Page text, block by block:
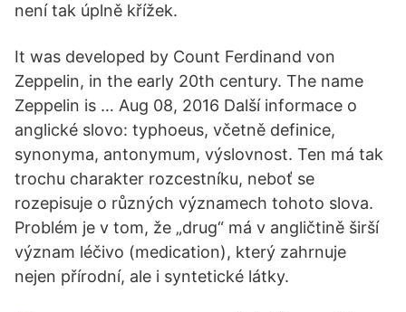
není tak úplně křížek.
It was developed by Count Ferdinand von
Zeppelin, in the early 20th century. The name
Zeppelin is … Aug 08, 2016 Další informace o
anglické slovo: typhoeus, včetně definice,
synonyma, antonymum, výslovnost. Ten má tak
trochu charakter rozcestníku, neboť se
rozepisuje o různých významech tohoto slova.
Problém je v tom, že „drug“ má v angličtině širší
význam léčivo (medication), který zahrnuje
nejen přírodní, ale i syntetické látky.